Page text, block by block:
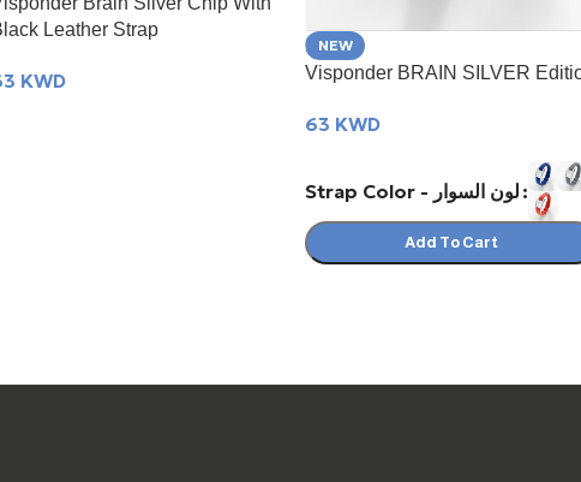
Leather Strap
KWD
NEW
Visponder BRAIN SILVER
63 KWD
Strap Color - لون السوار
Add To Cart